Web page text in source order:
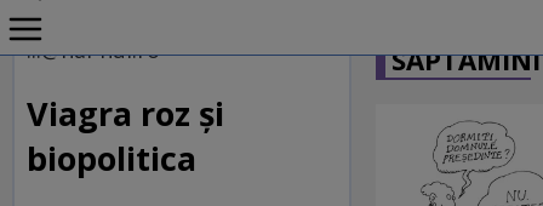
Home
EDITORIALE ȘI OPINII
SITUAȚIUNEA
...@hai-hui.ro
Viagra roz şi
biopolitica